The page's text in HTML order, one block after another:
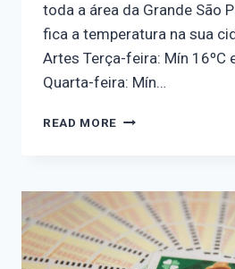
toda a área da Grande São
fica a temperatura na sua
Artes Terça-feira: Mín 16ºC
Quarta-feira: Mín…
READ MORE